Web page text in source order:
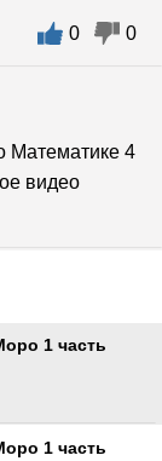
0 0
Математике 4
видео
1 часть
1 часть
1 часть